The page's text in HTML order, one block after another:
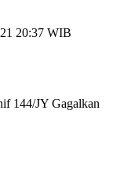
20:37 WIB
144/JY Gagalkan